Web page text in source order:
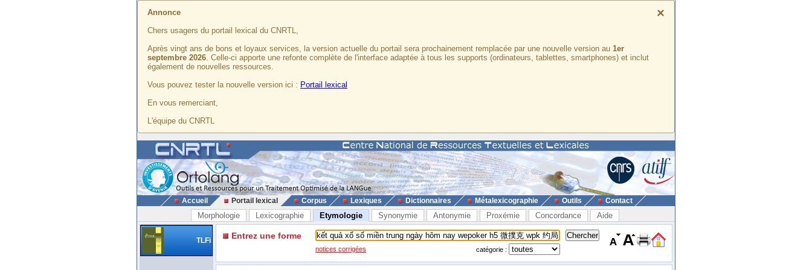
×
Annonce
Chers usagers du portail lexical du CNRTL,
Après vingt ans de bons et loyaux services, la version actuelle du portail sera prochainement remplacée par une nouvelle version au 1er
septembre 2026. Celle-ci apporte une refonte complète de l'interface adaptée à tous les supports (ordinateurs, tablettes, smartphones) et inclut
également de nouvelles ressources.
Vous pouvez tester la nouvelle version ici : Portail lexical
En vous remerciant,
L'équipe du CNRTL
Accueil Portail lexical Corpus Lexiques Dictionnaires Métalexicographie Outils Contact
Morphologie Lexicographie Etymologie Synonymie Antonymie Proxémie Concordance Aide
TLFi Entrez une forme
notices corrigées catégorie :